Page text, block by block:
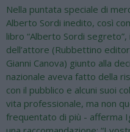
Nella puntata speciale di
Alberto Sordi inedito, così
libro “Alberto Sordi
dell’attore (Rubbettino
Gianni Canova) giunto alla
nazionale aveva fatto della
con il pubblico e alcuni suoi
vita professionale, ma non
frequentato di più - afferma